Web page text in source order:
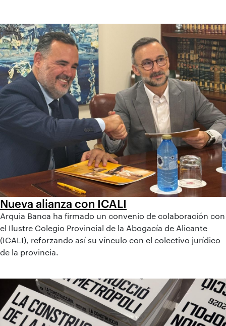
Nueva alianza con ICALI
Arquia Banca ha firmado un convenio de colaboración con
el Ilustre Colegio Provincial de la Abogacía de Alicante
(ICALI), reforzando así su vínculo con el colectivo jurídico
de la provincia.